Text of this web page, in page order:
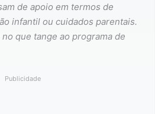
de apoio em termos de
infantil ou cuidados parentais.
que tange ao programa de
Publicidade